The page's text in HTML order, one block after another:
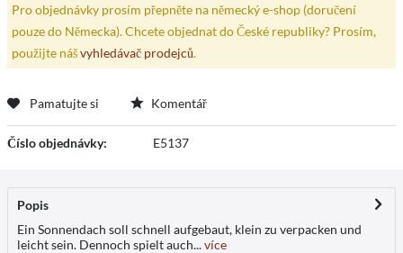
Pro objednávky prosím přepněte na německý e-shop (doručení
pouze do Německa). Chcete objednat do České republiky? Prosím,
použijte nášvyhledávač prodejců.
Pamatujte si Komentář
Číslo objednávky: E5137
Popis
Ein Sonnendach soll schnell aufgebaut, klein zu verpacken und
leicht sein. Dennoch spielt auch...více